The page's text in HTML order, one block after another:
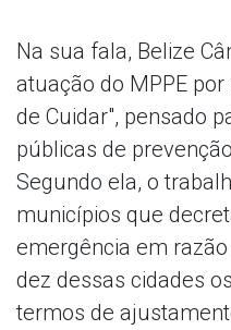
Na sua fala, Belize
atuação do MPPE
de Cuidar", pensado
públicas de
Segundo ela, o
municípios que
emergência em
dez dessas cidades
termos de